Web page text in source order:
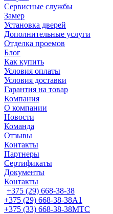
Сервисные службы
Замер
Установка дверей
Дополнительные услуги
Отделка проемов
Блог
Как купить
Условия оплаты
Условия доставки
Гарантия на товар
Компания
О компании
Новости
Команда
Отзывы
Контакты
Партнеры
Сертификаты
Документы
Контакты
+375 (29) 668-38-38
+375 (29) 668-38-38A1
+375 (33) 668-38-38МТС